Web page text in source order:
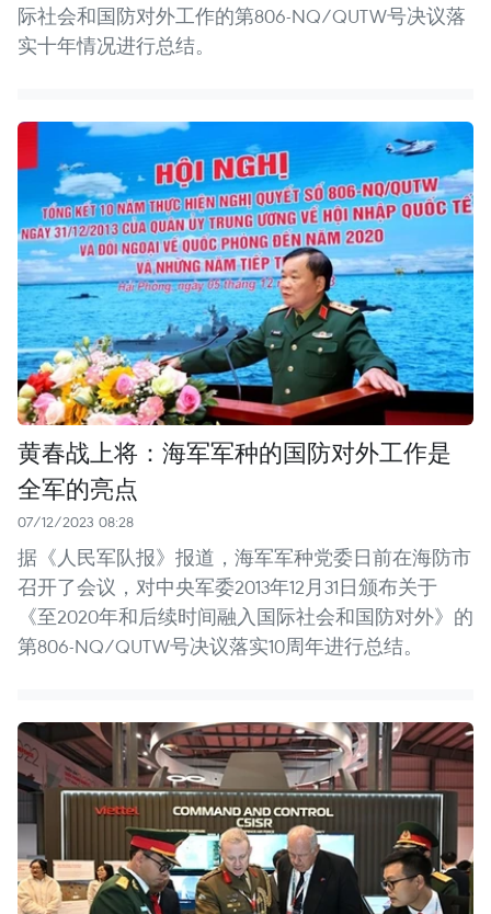
际社会和国防对外工作的第806-NQ/QUTW号决议落
实十年情况进行总结。
黄春战上将：海军军种的国防对外工作是
全军的亮点
07/12/2023 08:28
据《人民军队报》报道，海军军种党委日前在海防市
召开了会议，对中央军委2013年12月31日颁布关于
《至2020年和后续时间融入国际社会和国防对外》的
第806-NQ/QUTW号决议落实10周年进行总结。